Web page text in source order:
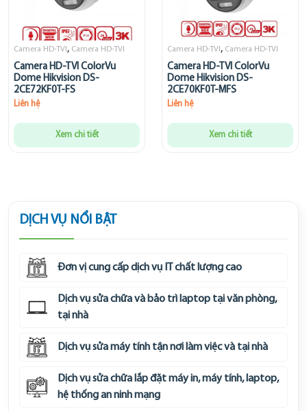
Camera HD-TVI , Camera HD-TVI
Camera HD-TVI ColorVu
Dome Hikvision DS-
2CE72KF0T-FS
Liên hệ
Xem chi tiết
Camera HD-TVI , Camera HD-TVI
Camera HD-TVI ColorVu
Dome Hikvision DS-
2CE70KF0T-MFS
Liên hệ
Xem chi tiết
DỊCH VỤ NỔI BẬT
Đơn vị cung cấp dịch vụ IT chất lượng cao
Dịch vụ sửa chữa và bảo trì laptop tại văn phòng,
tại nhà
Dịch vụ sửa máy tính tận nơi làm việc và tại nhà
Dịch vụ sửa chữa lắp đặt máy in, máy tính, laptop,
hệ thống an ninh mạng